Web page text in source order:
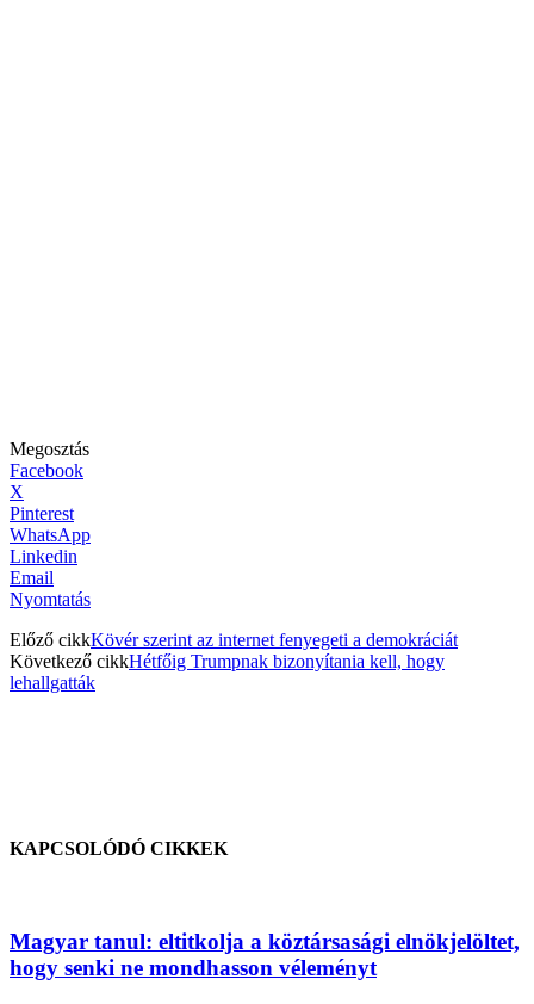
Megosztás
Facebook
X
Pinterest
WhatsApp
Linkedin
Email
Nyomtatás
Előző cikkKövér szerint az internet fenyegeti a demokráciát
Következő cikkHétfőig Trumpnak bizonyítania kell, hogy
lehallgatták
KAPCSOLÓDÓ CIKKEK
Magyar tanul: eltitkolja a köztársasági elnökjelöltet,
hogy senki ne mondhasson véleményt